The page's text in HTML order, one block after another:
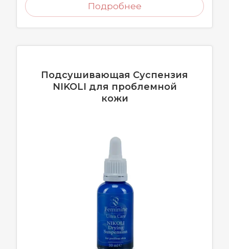
Подробнее
Подсушивающая Суспензия
NIKOLI для проблемной
кожи